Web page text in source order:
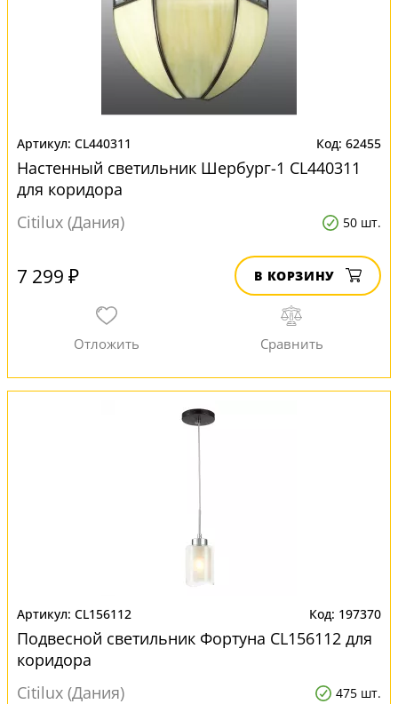
CL440311 62455
Настенный светильник Шербург-1 CL440311
для коридора
Citilux (Дания)
50 шт.
7 299 ₽ В КОРЗИНУ
CL156112 197370
Подвесной светильник Фортуна CL156112 для
коридора
Citilux (Дания)
475 шт.